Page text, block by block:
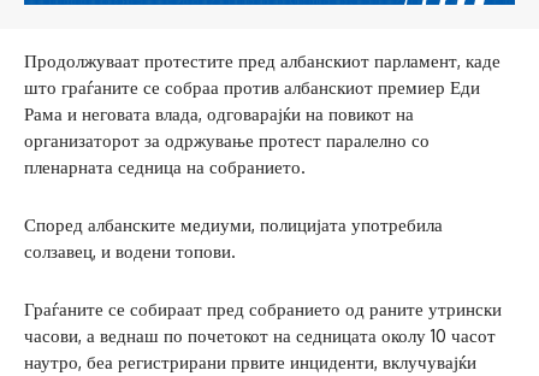
Продолжуваат протестите пред албанскиот парламент, каде
што граѓаните се собраа против албанскиот премиер Еди
Рама и неговата влада, одговарајќи на повикот на
организаторот за одржување протест паралелно со
пленарната седница на собранието.
Според албанските медиуми, полицијата употребила
солзавец, и водени топови.
Граѓаните се собираат пред собранието од раните утрински
часови, а веднаш по почетокот на седницата околу 10 часот
наутро, беа регистрирани првите инциденти, вклучувајќи